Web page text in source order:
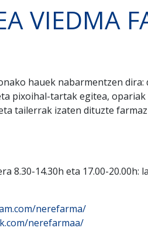
VIEDMA
hauek nabarmentzen
pixoihal-tartak egitea,
tailerrak izaten dituzte
8.30-14.30h eta 17.00-20.00h:
nerefarma/
nerefarmaa/